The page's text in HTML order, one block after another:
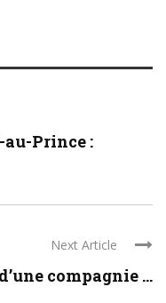
au-Prince :
Next Article
compagnie ...